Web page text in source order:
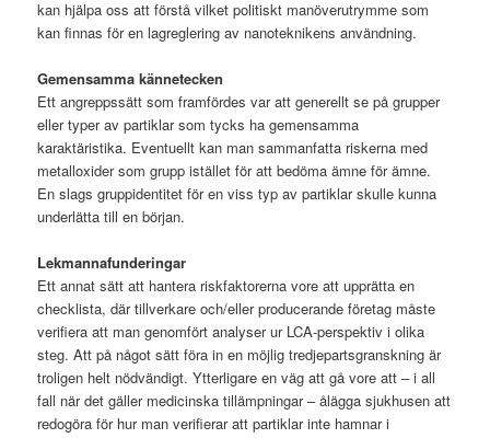
kan hjälpa oss att förstå vilket politiskt manöverutrymme som
kan finnas för en lagreglering av nanoteknikens användning.
Gemensamma kännetecken
Ett angreppssätt som framfördes var att generellt se på grupper
eller typer av partiklar som tycks ha gemensamma
karaktäristika. Eventuellt kan man sammanfatta riskerna med
metalloxider som grupp istället för att bedöma ämne för ämne.
En slags gruppidentitet för en viss typ av partiklar skulle kunna
underlätta till en början.
Lekmannafunderingar
Ett annat sätt att hantera riskfaktorerna vore att upprätta en
checklista, där tillverkare och/eller producerande företag måste
verifiera att man genomfört analyser ur LCA-perspektiv i olika
steg. Att på något sätt föra in en möjlig tredjepartsgranskning är
troligen helt nödvändigt. Ytterligare en väg att gå vore att – i all
fall när det gäller medicinska tillämpningar – ålägga sjukhusen att
redogöra för hur man verifierar att partiklar inte hamnar i